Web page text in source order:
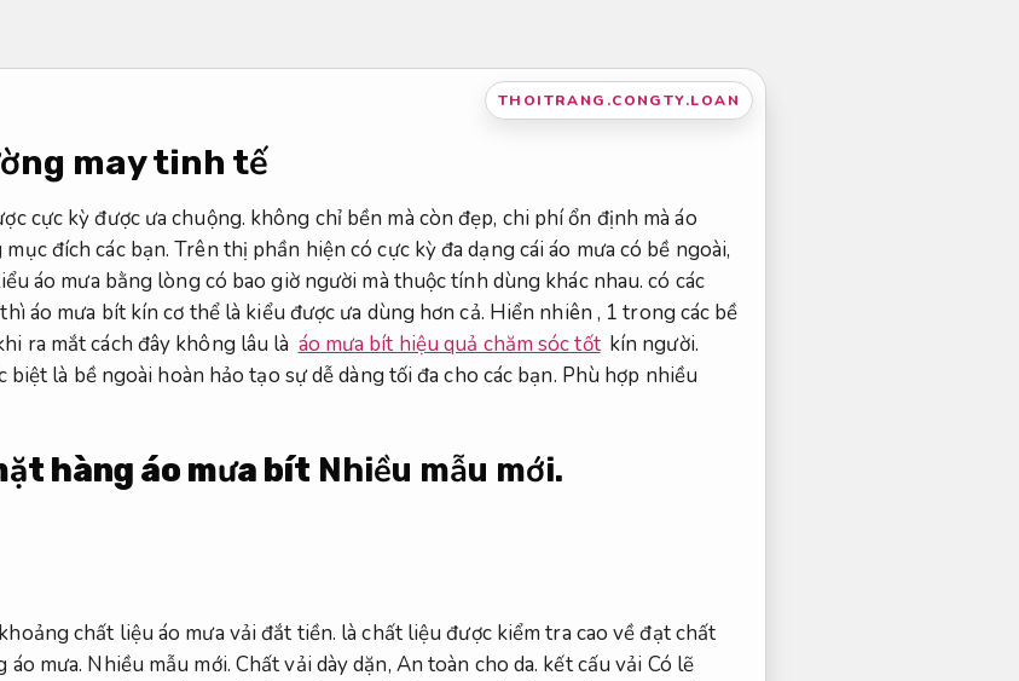
THOITRANG.CONGTY.LOAN
may tinh tế
cực kỳ được ưa chuộng. không chỉ bền mà còn đẹp, chi phí ổn định mà áo
đích các bạn. Trên thị phần hiện có cực kỳ đa dạng cái áo mưa có bề ngoài,
áo mưa bằng lòng có bao giờ người mà thuộc tính dùng khác nhau. có các
áo mưa bít kín cơ thể là kiểu được ưa dùng hơn cả. Hiển nhiên , 1 trong các bề
ra mắt cách đây không lâu là áo mưa bít hiệu quả chăm sóc tốt kín người.
là bề ngoài hoàn hảo tạo sự dễ dàng tối đa cho các bạn. Phù hợp nhiều
hàng áo mưa bít Nhiều mẫu mới.
chất liệu áo mưa vải đắt tiền. là chất liệu được kiểm tra cao về đạt chất
áo mưa. Nhiều mẫu mới. Chất vải dày dặn, An toàn cho da. kết cấu vải Có lẽ